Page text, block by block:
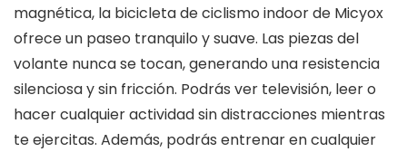
magnética, la bicicleta de ciclismo indoor de Micyox
ofrece un paseo tranquilo y suave. Las piezas del
volante nunca se tocan, generando una resistencia
silenciosa y sin fricción. Podrás ver televisión, leer o
hacer cualquier actividad sin distracciones mientras
te ejercitas. Además, podrás entrenar en cualquier